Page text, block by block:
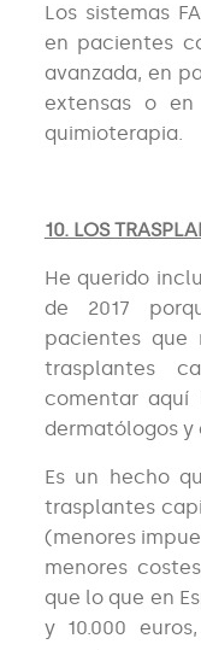
Los sistemas
en pacientes
avanzada, en
extensas o
quimioterapia.
10. LOS
He querido
de 2017
pacientes que
trasplantes
comentar aquí
dermatólogos y
Es un hecho
trasplantes
(menores
menores
que lo que en
y 10.000